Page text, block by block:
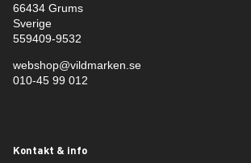
66434 Grums
Sverige
559409-9532
webshop@vildmarken.se
010-45 99 012
Kontakt & info